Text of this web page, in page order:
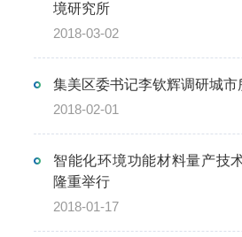
境研究所
2018-03-02
集美区委书记李钦辉调研城市
2018-02-01
智能化环境功能材料量产技
隆重举行
2018-01-17